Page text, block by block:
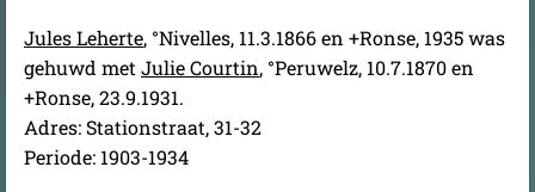
Jules Leherte, °Nivelles, 11.3.1866 en +Ronse, 1935 was
gehuwd met Julie Courtin, °Peruwelz, 10.7.1870 en
+Ronse, 23.9.1931.
Adres: Stationstraat, 31-32
Periode: 1903-1934